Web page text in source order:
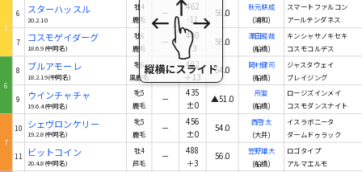
5
6 スターハッスル
20.2.10
牡4
鹿毛
－
462
-11
56.0
秋元耕成
(浦和)
スマートファルコン
アールテンダネス
7 コスモゲイダーグ
18.6.9(中同名)
牡6
鹿毛
－
480
-3
56.0
澤田龍哉
(船橋)
キンシャサノキセキ
コスモコルデス
6
8 ブルアモーレ
18.2.19(中同名)
牝6
黒鹿毛
－
482
＋13
54.0
岡村健司
(船橋)
ジャスタウェイ
ブレイジング
9 ウインチャチャ
19.6.4(中同名)
牝5
鹿毛
－
435
±0
▲51.0
所蛍
(船橋)
ロージズインメイ
コスモダンスナイト
7
10 シェヴロンケリー
19.2.8(中同名)
牝5
鹿毛
－
456
±0
54.0
西啓太
(大井)
イスラボニータ
ダームドゥラック
11 ビットコイン
20.4.8(中同名)
牡4
芦毛
－
488
＋3
56.0
笠野雄大
(船橋)
ロゴタイプ
アルマエルモ